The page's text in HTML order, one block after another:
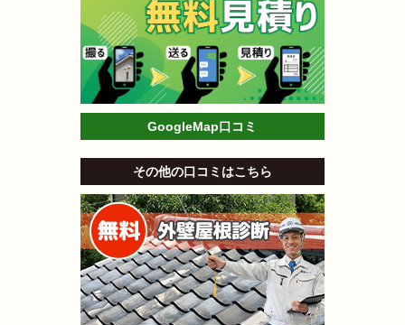
GoogleMap口コミ
その他の口コミはこちら